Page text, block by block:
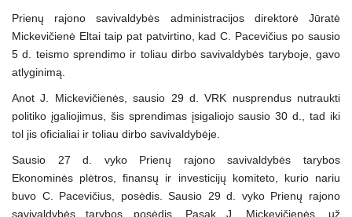
Prienų rajono savivaldybės administracijos direktorė Jūratė
Mickevičienė Eltai taip pat patvirtino, kad C. Pacevičius po sausio
5 d. teismo sprendimo ir toliau dirbo savivaldybės taryboje, gavo
atlyginimą.
Anot J. Mickevičienės, sausio 29 d. VRK nusprendus nutraukti
politiko įgaliojimus, šis sprendimas įsigaliojo sausio 30 d., tad iki
tol jis oficialiai ir toliau dirbo savivaldybėje.
Sausio 27 d. vyko Prienų rajono savivaldybės tarybos
Ekonominės plėtros, finansų ir investicijų komiteto, kurio nariu
buvo C. Pacevičius, posėdis. Sausio 29 d. vyko Prienų rajono
savivaldybės tarybos posėdis. Pasak J. Mickevičienės, už